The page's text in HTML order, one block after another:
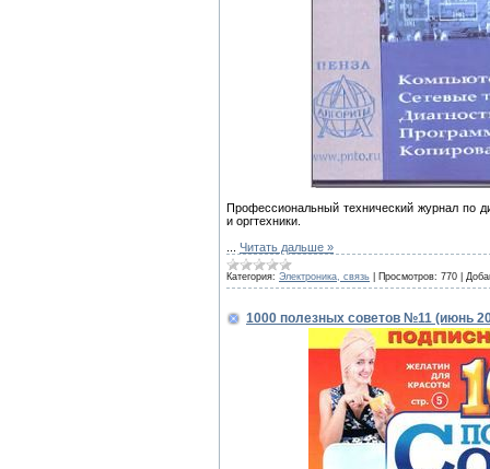
Профессиональный технический журнал по
и оргтехники.
Читать дальше »
Категория: Электроника, связь Просмотров: 770
1000 полезных советов №11 (июнь